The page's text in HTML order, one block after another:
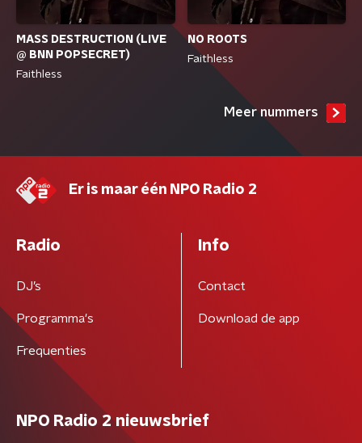
MASS DESTRUCTION (LIVE
@ BNN POPSECRET)
Faithless
NO ROOTS
Faithless
Meer nummers
Er is maar één NPO Radio 2
Radio
DJ’s
Programma's
Frequenties
Info
Contact
Download de app
NPO Radio 2 nieuwsbrief